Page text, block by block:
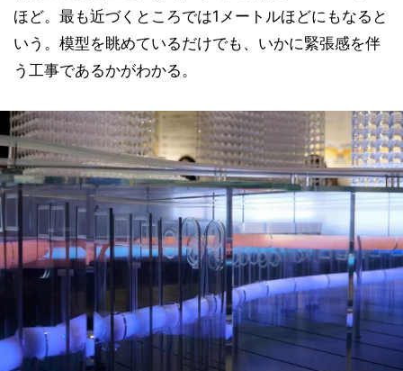
ほど。最も近づくところでは1メートルほどにもなると
いう。模型を眺めているだけでも、いかに緊張感を伴
う工事であるかがわかる。